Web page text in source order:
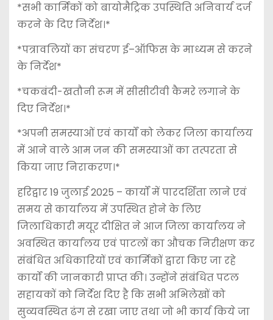
*सभी कार्मिकों को बायोमैट्रिक उपस्थिति अनिवार्य दर्ज
करने के दिए निर्देश।*
*पत्रावलियों का संचरण ई–ऑफिस के माध्यम से करने
के निर्देश*
*चकबंदी-खतौनी रूम में सीसीटीवी कैमरे लगाने के
दिए निर्देश।*
*अपनी समस्याओं एवं कार्यों को लेकर जिला कार्यालय
में आने वाले आम जन की समस्याओं का तत्परता से
किया जाए निराकरण।*
हरिद्वार 19 जुलाई 2025 – कार्यों में पारदर्शिता लाने एवं
समय से कार्यालय में उपस्थित होने के लिए
जिलाधिकारी मयूर दीक्षित ने आज जिला कार्यालय ने
अवस्थित कार्यालय एवं पाटलों का औचक निरीक्षण कर
संबंधित अधिकारियों एवं कार्मिकों द्वारा किए जा रहे
कार्यों की जानकारी प्राप्त की। उन्होंने संबंधित पटल
सहायकों को निर्देश दिए है कि सभी अभिलेखों को
सुव्यवस्थित ढंग से रखा जाए तथा जो भी कार्य किये जा